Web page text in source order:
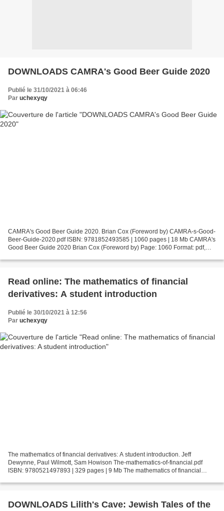
DOWNLOADS CAMRA's Good Beer Guide 2020
Publié le 31/10/2021 à 06:46
Par uchexyqy
CAMRA's Good Beer Guide 2020. Brian Cox (Foreword by) CAMRA-s-Good-
Beer-Guide-2020.pdf ISBN: 9781852493585 | 1060 pages | 18 Mb CAMRA's
Good Beer Guide 2020 Brian Cox (Foreword by) Page: 1060 Format: pdf,
Read online: The mathematics of financial
derivatives: A student introduction
Publié le 30/10/2021 à 12:56
Par uchexyqy
The mathematics of financial derivatives: A student introduction. Jeff
Dewynne, Paul Wilmott, Sam Howison The-mathematics-of-financial.pdf
ISBN: 9780521497893 | 329 pages | 9 Mb The mathematics of financial
DOWNLOADS Lilith's Cave: Jewish Tales of the